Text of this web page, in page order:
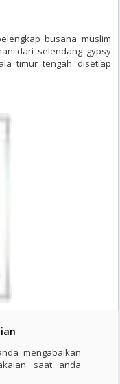
busana muslim
dari selendang gypsy
timur tengah disetiap
mengabaikan
saat anda